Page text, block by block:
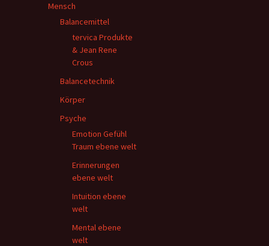
Mensch
Balancemittel
tervica Produkte
& Jean Rene
Crous
Balancetechnik
Körper
Psyche
Emotion Gefühl
Traum ebene welt
Erinnerungen
ebene welt
Intuition ebene
welt
Mental ebene
welt